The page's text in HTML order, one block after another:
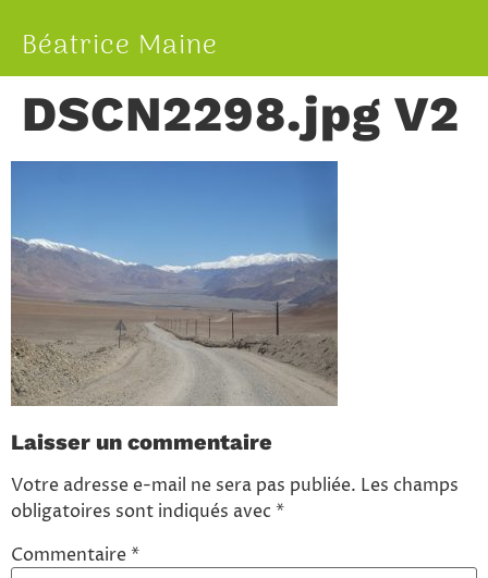
Béatrice Maine
DSCN2298.jpg V2
Laisser un commentaire
Votre adresse e-mail ne sera pas publiée. Les champs
obligatoires sont indiqués avec*
Commentaire*